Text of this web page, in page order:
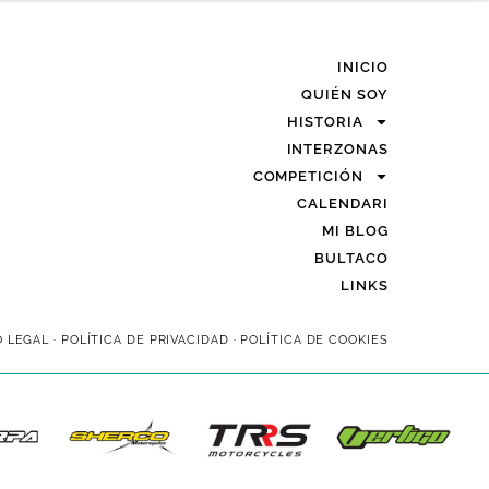
INICIO
QUIÉN SOY
HISTORIA
INTERZONAS
COMPETICIÓN
CALENDARI
MI BLOG
BULTACO
LINKS
LEGAL · POLÍTICA DE PRIVACIDAD · POLÍTICA DE COOKIES